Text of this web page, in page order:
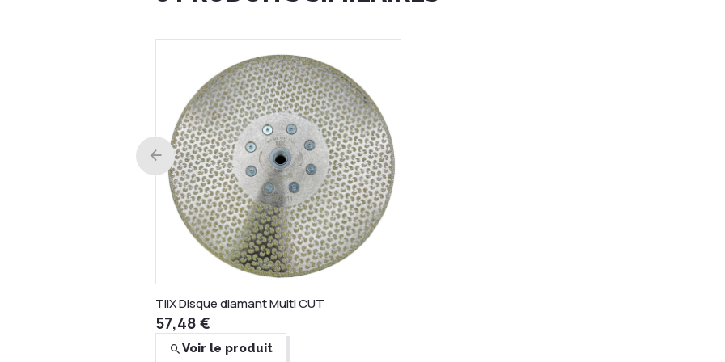
AKEMI Colorant spectrum paste
31,22 €
Voir le produit
TIlX Disque diamant Multi CUT
57,48 €
Voir le produit